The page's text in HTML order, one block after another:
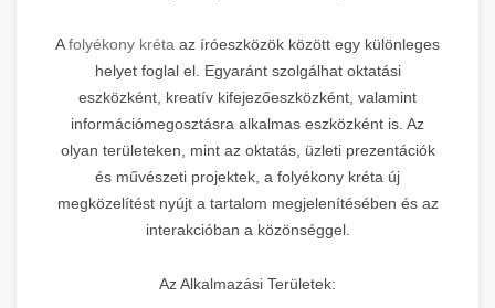
Afolyékony kréta az íróeszközök között egy különleges
helyet foglal el. Egyaránt szolgálhat oktatási
eszközként, kreatív kifejezőeszközként, valamint
információmegosztásra alkalmas eszközként is. Az
olyan területeken, mint az oktatás, üzleti prezentációk
és művészeti projektek, a folyékony kréta új
megközelítést nyújt a tartalom megjelenítésében és az
interakcióban a közönséggel.
Az Alkalmazási Területek: